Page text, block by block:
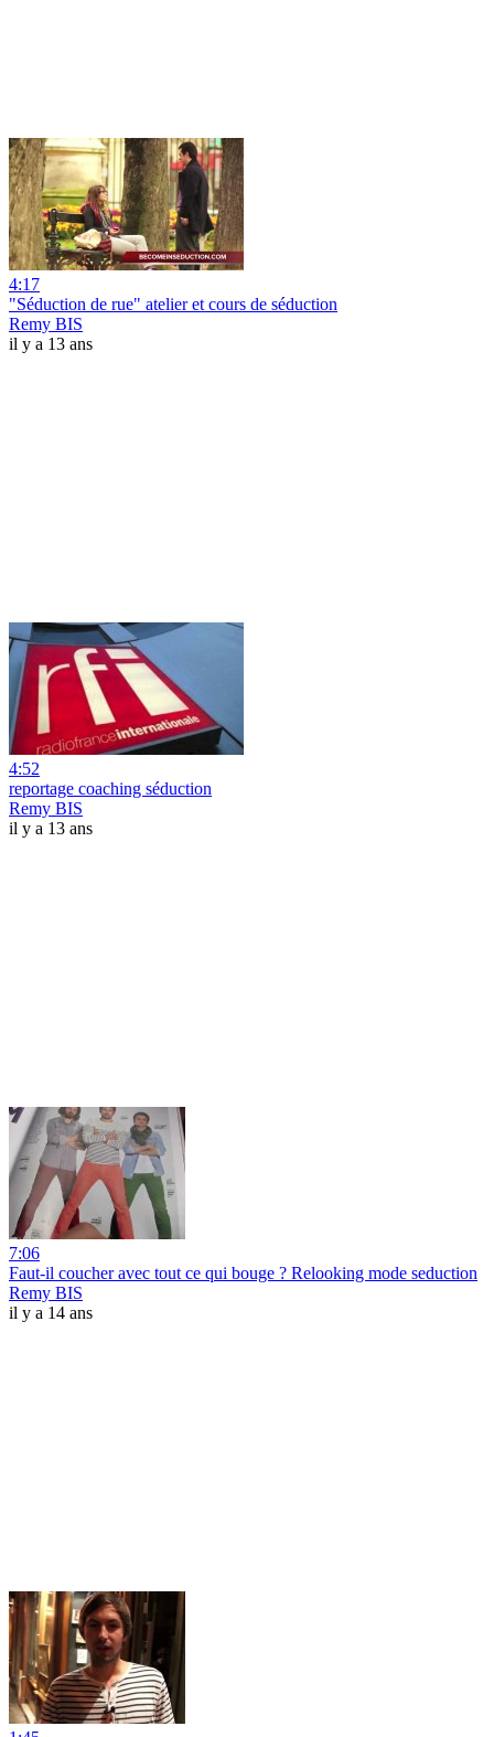
4:17
"Séduction de rue" atelier et cours de séduction
Remy BIS
il y a 13 ans
4:52
reportage coaching séduction
Remy BIS
il y a 13 ans
7:06
Faut-il coucher avec tout ce qui bouge ? Relooking mode seduction
Remy BIS
il y a 14 ans